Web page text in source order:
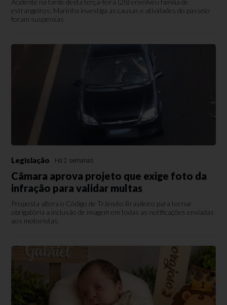
Acidente na tarde desta terça-feira (28) envolveu família de
estrangeiros; Marinha investiga as causas e atividades do passeio
foram suspensas
Legislação Há 2 semanas
Câmara aprova projeto que exige foto da
infração para validar multas
Proposta altera o Código de Trânsito Brasileiro para tornar
obrigatória a inclusão de imagem em todas as notificações enviadas
aos motoristas.